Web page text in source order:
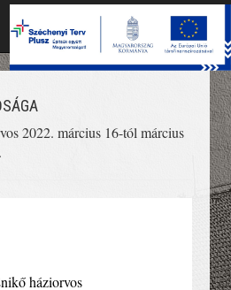
2022. március 16-tól március
háziorvos